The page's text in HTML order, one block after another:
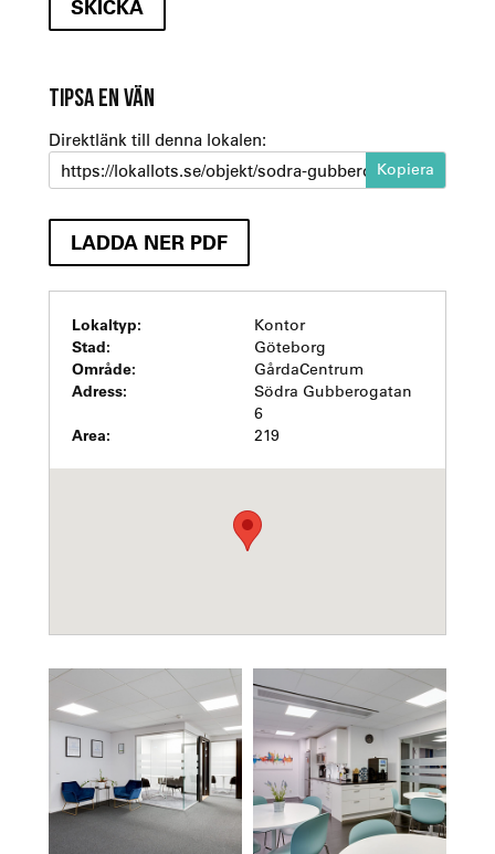
TIPSA EN VÄN
Direktlänk till denna lokalen:
https://lokallots.se/objekt/sodra-gubberogatan-6-2
LADDA NER PDF
Lokaltyp: Kontor
Stad: Göteborg
Område: GårdaCentrum
Adress:
Södra Gubberogatan
6
Area: 219